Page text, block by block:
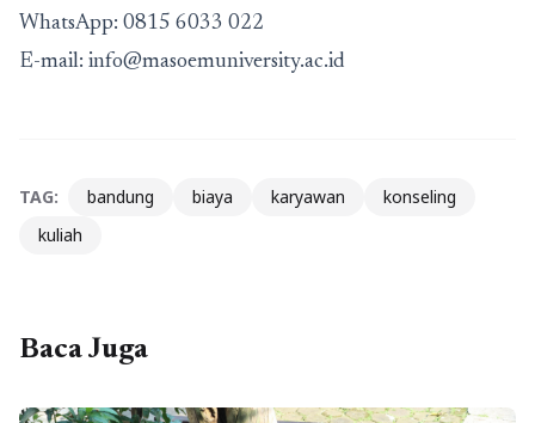
WhatsApp: 0815 6033 022
E-mail: info@masoemuniversity.ac.id
TAG: bandung biaya karyawan
konseling
kuliah
Baca Juga